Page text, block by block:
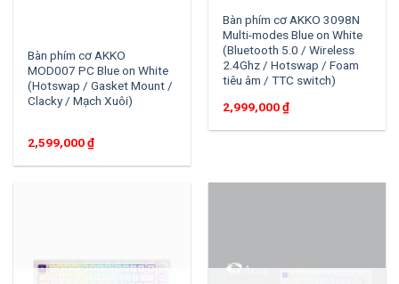
Bàn phím cơ AKKO
MOD007 PC Blue on White
(Hotswap / Gasket Mount /
Clacky / Mạch Xuôi)
2,599,000₫
Bàn phím cơ AKKO 3098N
Multi-modes Blue on White
(Bluetooth 5.0 / Wireless
2.4Ghz / Hotswap / Foam
tiêu âm / TTC switch)
2,999,000₫